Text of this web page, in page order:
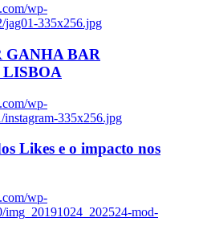
wp-
jag01-335x256.jpg
GANHA BAR
wp-
instagram-335x256.jpg
Likes e o impacto nos
wp-
img_20191024_202524-mod-